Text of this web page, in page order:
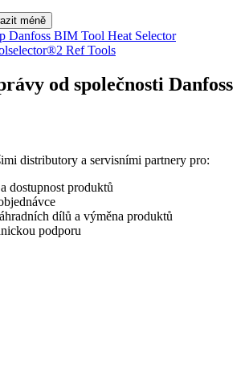
méně
Danfoss BIM Tool Heat Selector
Ref Tools
od společnosti Danfoss
distributory a servisními partnery pro:
dostupnost produktů
dílů a výměna produktů
podporu